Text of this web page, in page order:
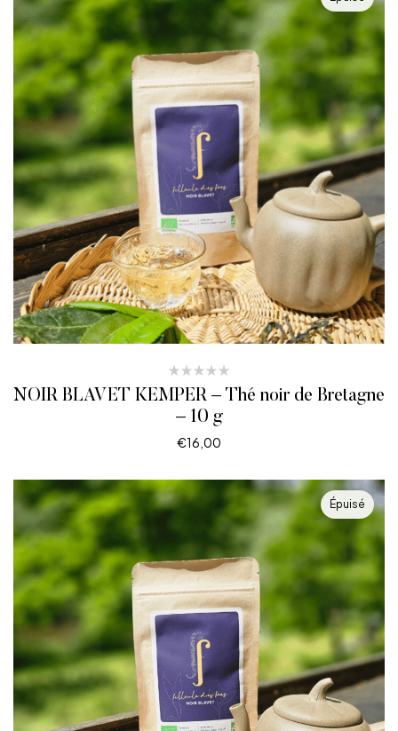
NOIR BLAVET KEMPER – Thé noir de Bretagne
– 10 g
€16,00
Épuisé